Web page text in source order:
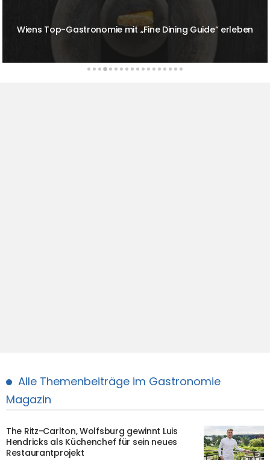
Dining Guide“ erleben Prickelnde Sonntage im
Alle Themenbeiträge im Gastronomie
Magazin
The Ritz-Carlton, Wolfsburg gewinnt Luis
Hendricks als Küchenchef für sein neues
Restaurantprojekt